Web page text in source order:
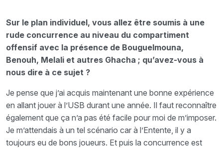
Sur le plan individuel, vous allez être soumis à une
rude concurrence au niveau du compartiment
offensif avec la présence de Bouguelmouna,
Benouh, Melali et autres Ghacha ; qu’avez-vous à
nous dire à ce sujet ?
Je pense que j’ai acquis maintenant une bonne expérience
en allant jouer à l’USB durant une année. Il faut reconnaître
également que ça n’a pas été facile pour moi de m’imposer.
Je m’attendais à un tel scénario car à l’Entente, il y a
toujours eu de bons joueurs. Et puis la concurrence est